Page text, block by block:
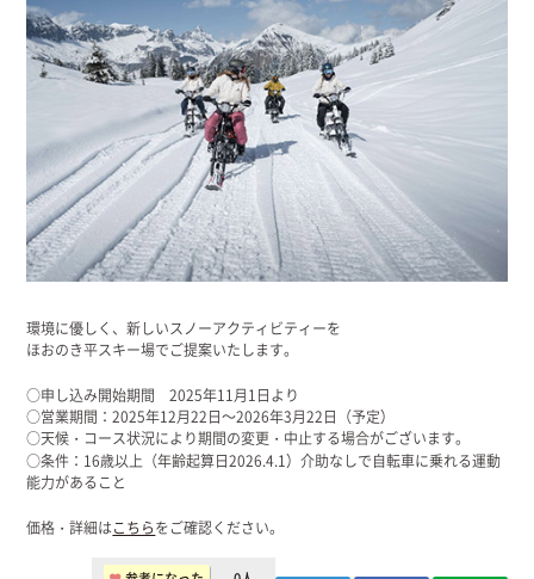
環境に優しく、新しいスノーアクティビティーを
ほおのき平スキー場でご提案いたします。
○申し込み開始期間 2025年11月1日より
○営業期間：2025年12月22日～2026年3月22日（予定）
○天候・コース状況により期間の変更・中止する場合がございます。
○条件：16歳以上（年齢起算日2026.4.1）介助なしで自転車に乗れる運動
能力があること
価格・詳細はこちらをご確認ください。